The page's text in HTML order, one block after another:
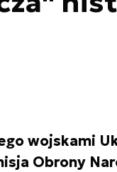
wojskami
Obrony